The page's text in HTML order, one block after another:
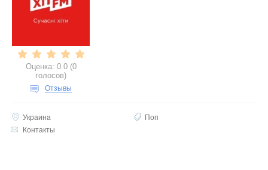
Оценка: 0.0 (0
голосов)
Отзывы
Украина
Поп
Контакты